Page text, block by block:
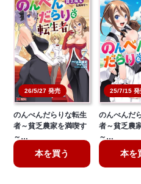
26/5/27 発売
のんべんだらりな転生
者～貧乏農家を満喫す
～…
本を買う
25/7/15 発
のんべんだ
者～貧乏農
～…
本を